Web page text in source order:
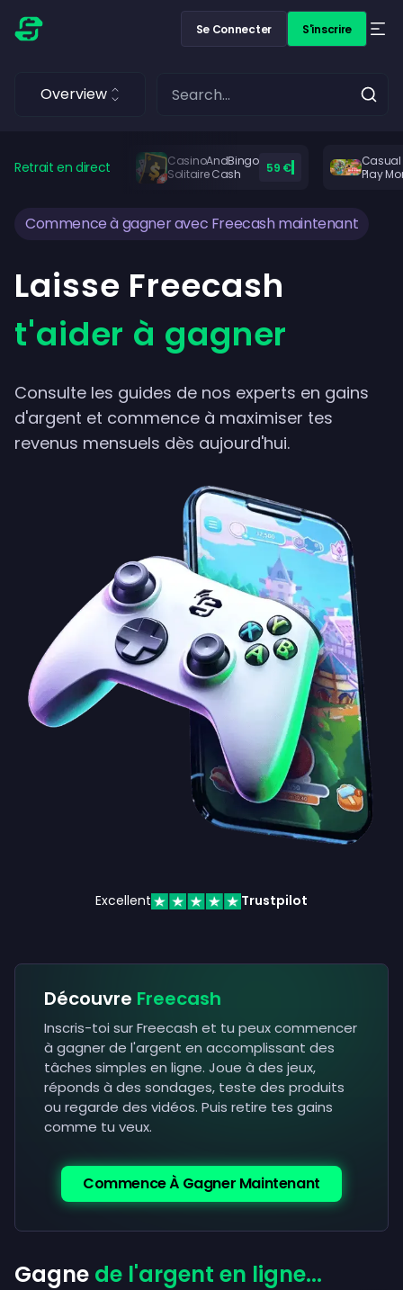
Se Connecter S'inscrire
Overview
Retrait en direct
CasinoAndBingo
Solitaire Cash
59 €
Casual
Play
Commence à gagner avec Freecash maintenant
Laisse Freecash
t'aider à gagner
Consulte les guides de nos experts en gains
d'argent et commence à maximiser tes
revenus mensuels dès aujourd'hui.
Excellent Trustpilot
Découvre Freecash
Inscris-toi sur Freecash et tu peux commencer
à gagner de l'argent en accomplissant des
tâches simples en ligne. Joue à des jeux,
réponds à des sondages, teste des produits
ou regarde des vidéos. Puis retire tes gains
comme tu veux.
Commence À Gagner Maintenant
Gagne de l'argent en ligne...